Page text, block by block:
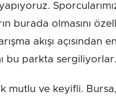
yapıyoruz.
burada olmasını
akışı açısından
bu parkta sergiliyorlar.
mutlu ve keyifli.